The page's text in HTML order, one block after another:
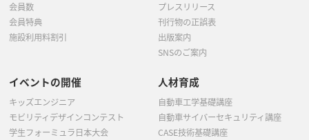
会員数
会員特典
施設利用料割引
プレスリリース
刊行物の正誤表
出版案内
SNSのご案内
イベントの開催
キッズエンジニア
モビリティデザインコンテスト
学生フォーミュラ日本大会
人材育成
自動車工学基礎講座
自動車サイバーセキュリティ講座
CASE技術基礎講座